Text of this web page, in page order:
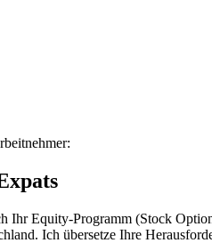
Ihr Equity-Programm (Stock
Ich übersetze Ihre